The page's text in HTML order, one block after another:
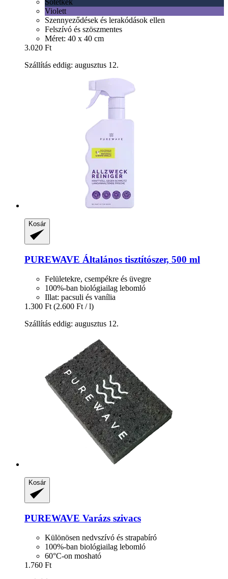
Sötétkék
Violett
Szennyeződések és lerakódások ellen
Felszívó és szöszmentes
Méret: 40 x 40 cm
3.020 Ft
Szállítás eddig: augusztus 12.
Kosár
PUREWAVE Általános tisztítószer, 500 ml
Felületekre, csempékre és üvegre
100%-ban biológiailag lebomló
Illat: pacsuli és vanília
1.300 Ft (2.600 Ft / l)
Szállítás eddig: augusztus 12.
Kosár
PUREWAVE Varázs szivacs
Különösen nedvszívó és strapabíró
100%-ban biológiailag lebomló
60°C-on mosható
1.760 Ft